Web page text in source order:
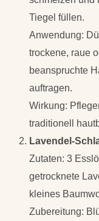
Tiegel füllen.
Anwendung:
trockene, raue
beanspruchte
auftragen.
Wirkung:
traditionell
Lavendel-
Zutaten: 3
getrocknete
kleines
Zubereitung: